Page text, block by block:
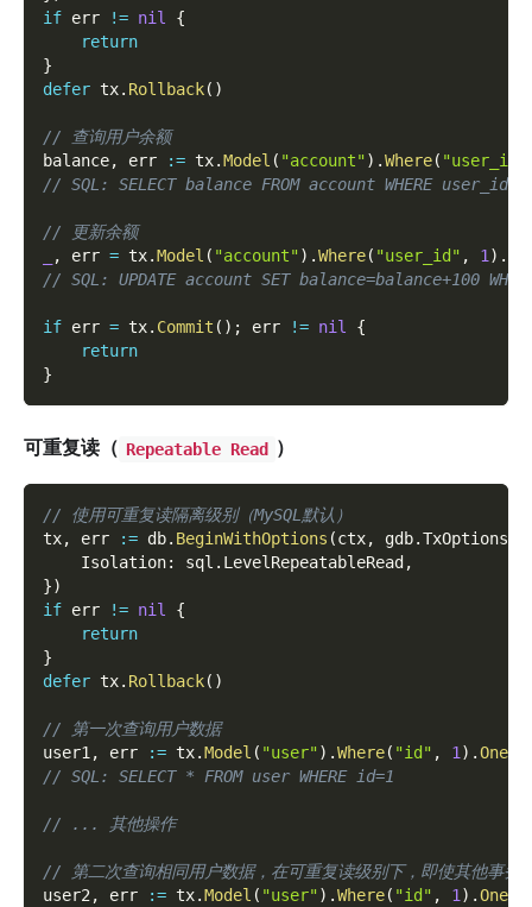
if err != nil
{
return
}
defer tx. Rollback( )
// 查询用户余额
balance, err := tx.Model ( "account") .Where( "user_id"
// SQL: SELECT balance FROM account WHERE user_id=1
// 更新余额
, err = tx.Model ( "account") .Where( "user_id" , 1) .
// SQL: UPDATE account SET balance=balance+100
if err = tx. Commit ( ) ; err != nil
{
return
}
可重复读（ Repeatable Read ）
// 使用可重复读隔离级别（MySQL默认）
tx, err := db. BeginWithOptions (ctx, gdb.TxOptions
    Isolation
: sql . LevelRepeatableRead ,
})
if err != nil
{
return
}
defer tx. Rollback( )
// 第一次查询用户数据
user1 , err := tx.Model ( "user") .Where( "id" , 1 ) .One
// SQL: SELECT * FROM user WHERE id=1
// ... 其他操作
// 第二次查询相同用户数据，在可重复读级别下，即使其他事务
user2 , err := tx.Model ( "user") .Where( "id" , 1 ) .One